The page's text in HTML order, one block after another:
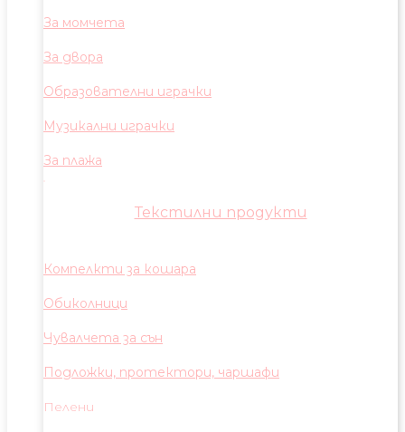
За момчета
За двора
Образователни играчки
Музикални играчки
За плажа
Текстилни продукти
Компелкти за кошара
Обиколници
Чувалчета за сън
Подложки, протектори, чаршафи
Пелени